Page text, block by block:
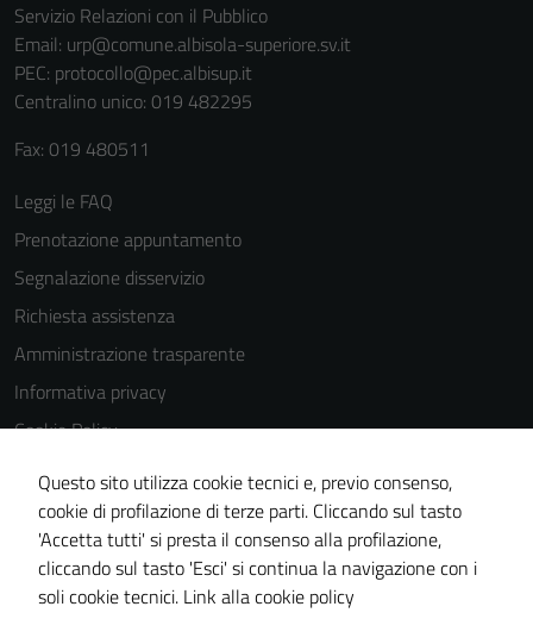
Servizio Relazioni con il Pubblico
Email: urp@comune.albisola-superiore.sv.it
PEC: protocollo@pec.albisup.it
Centralino unico: 019 482295
Fax: 019 480511
Leggi le FAQ
Prenotazione appuntamento
Segnalazione disservizio
Richiesta assistenza
Amministrazione trasparente
Informativa privacy
Cookie Policy
Note legali
Dichiarazione di accessibilità
Piano di miglioramento del sito
Statistiche sito web
Questo sito utilizza cookie tecnici e, previo consenso,
cookie di profilazione di terze parti. Cliccando sul tasto
'Accetta tutti' si presta il consenso alla profilazione,
cliccando sul tasto 'Esci' si continua la navigazione con i
soli cookie tecnici. Link alla cookie policy
personali.